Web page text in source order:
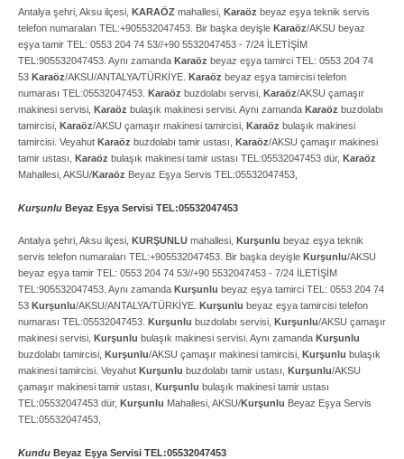
Antalya şehri, Aksu ilçesi, KARAÖZ mahallesi, Karaöz beyaz eşya teknik servis
telefon numaraları TEL:+905532047453. Bir başka deyişle Karaöz/AKSU beyaz
eşya tamir TEL: 0553 204 74 53//+90 5532047453 ­- 7/24 İLETİŞİM
TEL:905532047453. Aynı zamanda Karaöz beyaz eşya tamirci TEL: 0553 204 74
53 Karaöz/AKSU/ANTALYA/TÜRKİYE. Karaöz beyaz eşya tamircisi telefon
numarası TEL:05532047453. Karaöz buzdolabı servisi, Karaöz/AKSU çamaşır
makinesi servisi, Karaöz bulaşık makinesi servisi. Aynı zamanda Karaöz buzdolabı
tamircisi, Karaöz/AKSU çamaşır makinesi tamircisi, Karaöz bulaşık makinesi
tamircisi. Veyahut Karaöz buzdolabı tamir ustası, Karaöz/AKSU çamaşır makinesi
tamir ustası, Karaöz bulaşık makinesi tamir ustası TEL:05532047453 dür, Karaöz
Mahallesi, AKSU/Karaöz Beyaz Eşya Servis TEL:05532047453,
Kurşunlu Beyaz Eşya Servisi TEL:05532047453
Antalya şehri, Aksu ilçesi, KURŞUNLU mahallesi, Kurşunlu beyaz eşya teknik
servis telefon numaraları TEL:+905532047453. Bir başka deyişle Kurşunlu/AKSU
beyaz eşya tamir TEL: 0553 204 74 53//+90 5532047453 ­- 7/24 İLETİŞİM
TEL:905532047453. Aynı zamanda Kurşunlu beyaz eşya tamirci TEL: 0553 204 74
53 Kurşunlu/AKSU/ANTALYA/TÜRKİYE. Kurşunlu beyaz eşya tamircisi telefon
numarası TEL:05532047453. Kurşunlu buzdolabı servisi, Kurşunlu/AKSU çamaşır
makinesi servisi, Kurşunlu bulaşık makinesi servisi. Aynı zamanda Kurşunlu
buzdolabı tamircisi, Kurşunlu/AKSU çamaşır makinesi tamircisi, Kurşunlu bulaşık
makinesi tamircisi. Veyahut Kurşunlu buzdolabı tamir ustası, Kurşunlu/AKSU
çamaşır makinesi tamir ustası, Kurşunlu bulaşık makinesi tamir ustası
TEL:05532047453 dür, Kurşunlu Mahallesi, AKSU/Kurşunlu Beyaz Eşya Servis
TEL:05532047453,
Kundu Beyaz Eşya Servisi TEL:05532047453